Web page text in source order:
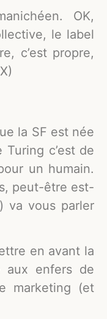
OK,
le label
c’est propre,
la SF est née
c’est de
un humain.
peut-être est-
va vous parler
en avant la
aux enfers de
marketing (et